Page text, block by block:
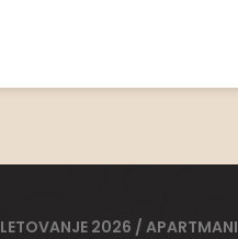
LETOVANJE 2026 / APARTMANI